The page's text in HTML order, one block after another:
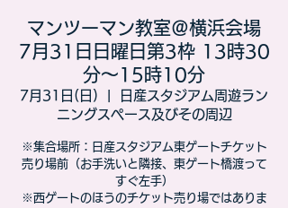
マンツーマン教室＠横浜会場
7月31日日曜日第3枠 13時30
分～15時10分
7月31日(日)
日産スタジアム周遊ラン
ニングスペース及びその周辺
※集合場所：日産スタジアム東ゲートチケット
売り場前（お手洗いと隣接、東ゲート橋渡って
すぐ左手）
※西ゲートのほうのチケット売り場ではありま